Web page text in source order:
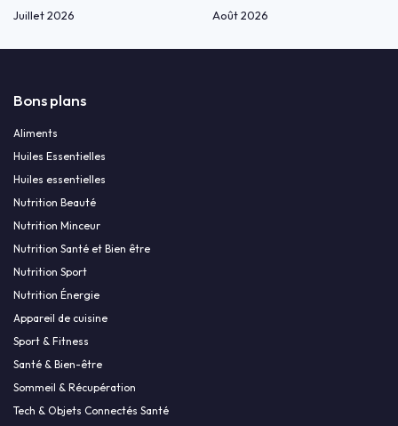
Juillet 2026
Août 2026
Bons plans
Aliments
Huiles Essentielles
Huiles essentielles
Nutrition Beauté
Nutrition Minceur
Nutrition Santé et Bien être
Nutrition Sport
Nutrition Énergie
Appareil de cuisine
Sport & Fitness
Santé & Bien-être
Sommeil & Récupération
Tech & Objets Connectés Santé